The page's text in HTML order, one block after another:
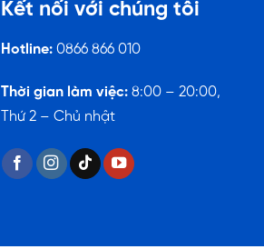
Kết nối với chúng tôi
Hotline: 0866 866 010
Thời gian làm việc:8:00 – 20:00,
Thứ 2 – Chủ nhật